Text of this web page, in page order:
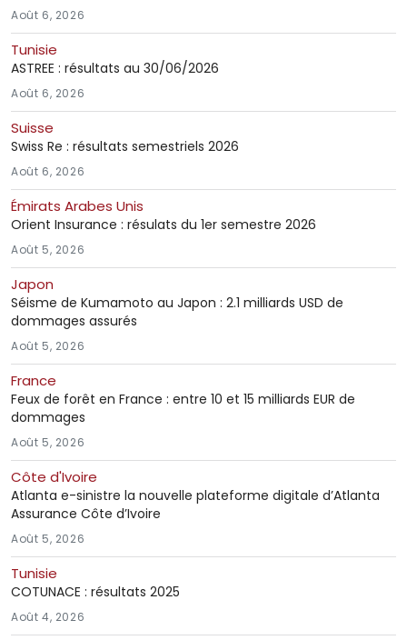
Août 6, 2026
Tunisie
ASTREE : résultats au 30/06/2026
Août 6, 2026
Suisse
Swiss Re : résultats semestriels 2026
Août 6, 2026
Émirats Arabes Unis
Orient Insurance : résulats du 1er semestre 2026
Août 5, 2026
Japon
Séisme de Kumamoto au Japon : 2.1 milliards USD de
dommages assurés
Août 5, 2026
France
Feux de forêt en France : entre 10 et 15 milliards EUR de
dommages
Août 5, 2026
Côte d'Ivoire
Atlanta e-sinistre la nouvelle plateforme digitale d’Atlanta
Assurance Côte d’Ivoire
Août 5, 2026
Tunisie
COTUNACE : résultats 2025
Août 4, 2026